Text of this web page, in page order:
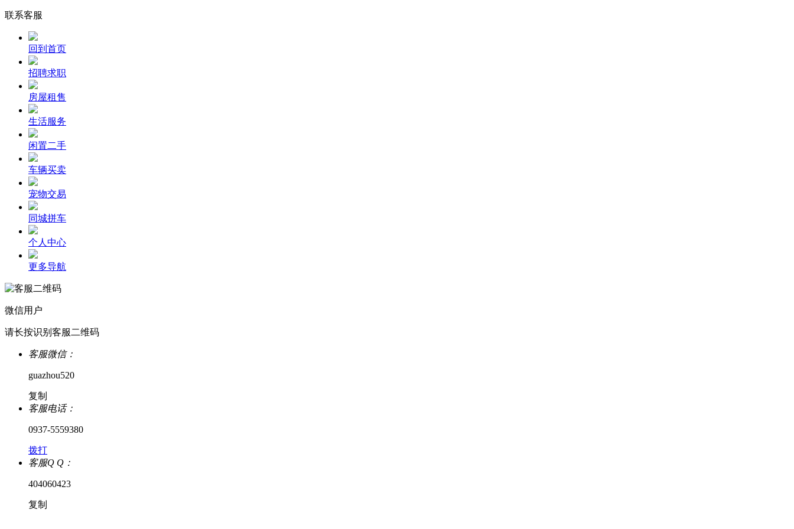
联系客服
回到首页
招聘求职
房屋租售
生活服务
闲置二手
车辆买卖
宠物交易
同城拼车
个人中心
更多导航
微信用户
请长按识别客服二维码
客服微信：
guazhou520
复制
客服电话：
0937-5559380
拨打
客服Q Q：
404060423
复制